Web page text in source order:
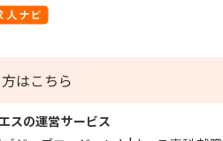
はこちら
スの運営サービス